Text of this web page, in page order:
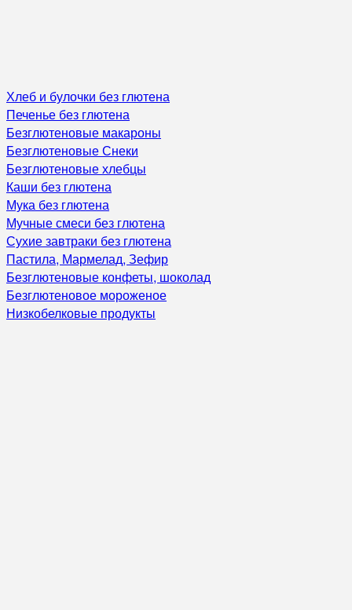
Хлеб и булочки без глютена
Печенье без глютена
Безглютеновые макароны
Безглютеновые Снеки
Безглютеновые хлебцы
Каши без глютена
Мука без глютена
Мучные смеси без глютена
Сухие завтраки без глютена
Пастила, Мармелад, Зефир
Безглютеновые конфеты, шоколад
Безглютеновое мороженое
Низкобелковые продукты